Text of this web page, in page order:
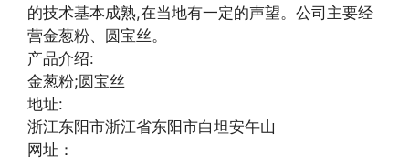
的技术基本成熟,在当地有一定的声望。公司主要经
营金葱粉、圆宝丝。
产品介绍:
金葱粉;圆宝丝
地址:
浙江东阳市浙江省东阳市白坦安午山
网址：